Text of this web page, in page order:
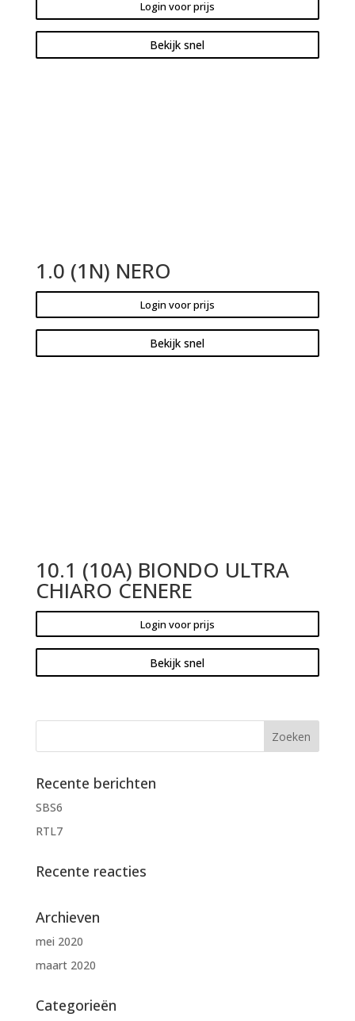
Login voor prijs
Bekijk snel
1.0 (1N) NERO
Login voor prijs
Bekijk snel
10.1 (10A) BIONDO ULTRA
CHIARO CENERE
Login voor prijs
Bekijk snel
Recente berichten
SBS6
RTL7
Recente reacties
Archieven
mei 2020
maart 2020
Categorieën